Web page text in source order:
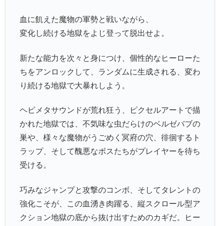
血に飢えた魔物の軍勢と戦いながら、
変化し続ける地獄をよじ登って脱出せよ。
新たな能力を次々と身につけ、個性的なヒーローた
ちをアンロックして、ランダムに生成される、変わ
り続ける地獄で大暴れしよう。
ヘビメタサウンドが荒れ狂う、ピクセルアートで描
かれた地獄では、不気味な虫だらけのベルゼバブの
巣や、様々な魔物がうごめく冥府の穴、徘徊するト
ラップ、そして醜悪なボスたちがプレイヤーを待ち
受ける。
巧みなジャンプと攻撃のコンボ、そしてタレントの
強化こそが、この血湧き肉躍る、縦スクロール型ア
クション地獄の底から抜け出すためのカギだ。ヒー